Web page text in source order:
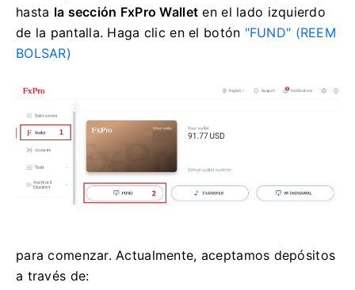
hasta la sección FxPro Wallet en el lado izquierdo
de la pantalla. Haga clic en el botón "FUND" (REEM
BOLSAR)
para comenzar. Actualmente, aceptamos depósitos
a través de: